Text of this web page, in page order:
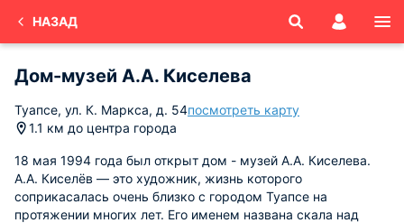
НАЗАД
Дом-музей А.А. Киселева
Туапсе, ул. К. Маркса, д. 54посмотреть карту
1.1 км до центра города
18 мая 1994 года был открыт дом - музей А.А. Киселева.
А.А. Киселёв — это художник, жизнь которого
соприкасалась очень близко с городом Туапсе на
протяжении многих лет. Его именем названа скала над